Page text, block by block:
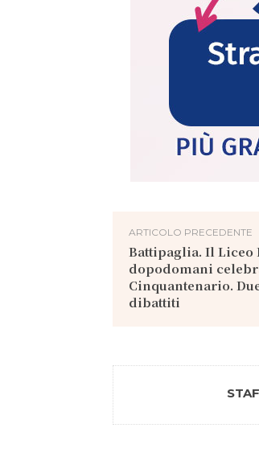
ARTICOLO PRECEDENTE
Battipaglia. Il Liceo
dopodomani
Cinquantenario.
dibattiti